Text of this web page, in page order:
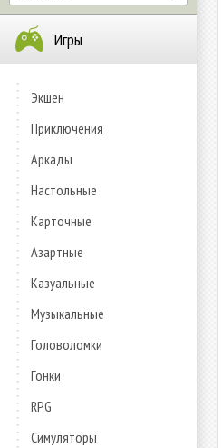
Игры
Экшен
Приключения
Аркады
Настольные
Карточные
Азартные
Казуальные
Музыкальные
Головоломки
Гонки
RPG
Симуляторы